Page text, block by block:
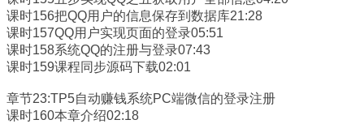
课时156把QQ用户的信息保存到数据库21:28
课时157QQ用户实现页面的登录05:51
课时158系统QQ的注册与登录07:43
课时159课程同步源码下载02:01
章节23:TP5自动赚钱系统PC端微信的登录注册
课时160本章介绍02:18